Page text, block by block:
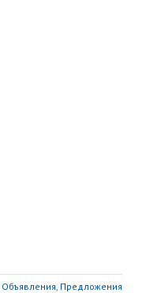
Объявления, Предложения